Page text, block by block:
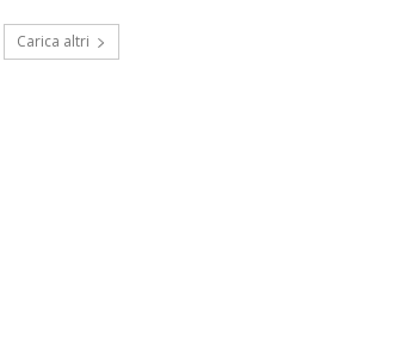
Carica altri